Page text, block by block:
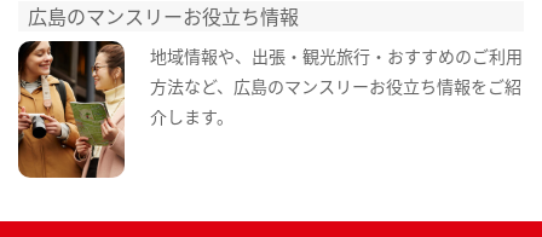
広島のマンスリーお役立ち情報
地域情報や、出張・観光旅行・おすすめのご利用
方法など、広島のマンスリーお役立ち情報をご紹
介します。